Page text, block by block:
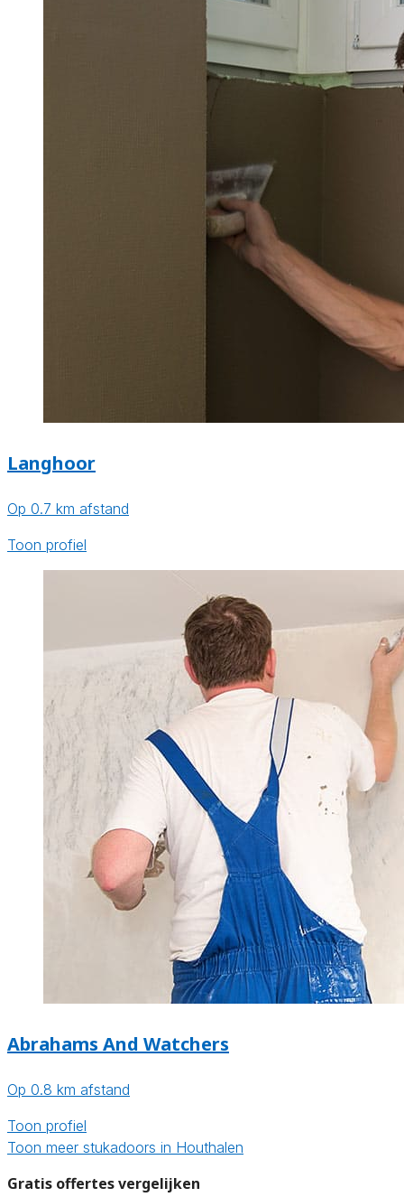
Langhoor
Op 0.7 km afstand
Toon profiel
Abrahams And Watchers
Op 0.8 km afstand
Toon profiel
Toon meer stukadoors in Houthalen
Gratis offertes vergelijken